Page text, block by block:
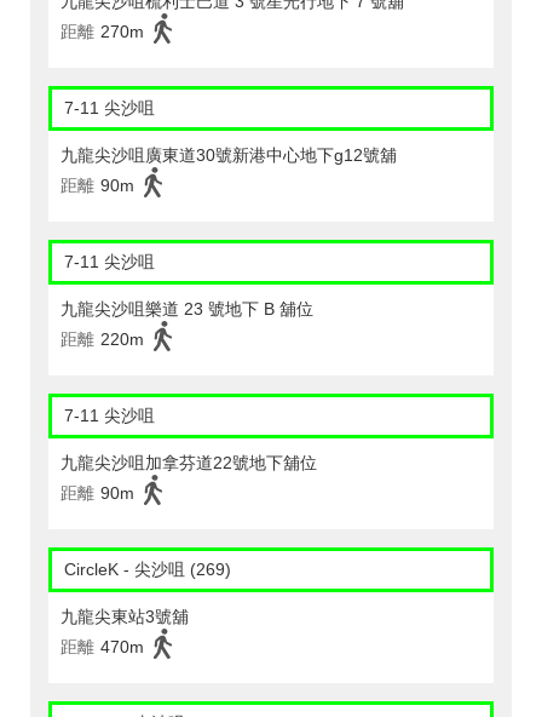
距離 270m
7-11 尖沙咀
九龍尖沙咀廣東道30號新港中心地下g12號舖
距離 90m
7-11 尖沙咀
九龍尖沙咀樂道 23 號地下 B 舖位
距離 220m
7-11 尖沙咀
九龍尖沙咀加拿芬道22號地下舖位
距離 90m
CircleK - 尖沙咀 (269)
九龍尖東站3號舖
距離 470m